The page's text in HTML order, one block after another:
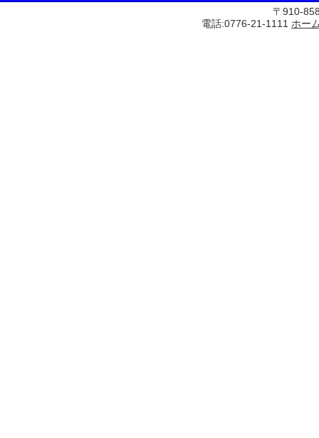
〒910-
電話:0776-21-1111 ホー